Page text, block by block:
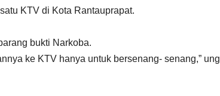
KTV di Kota Rantauprapat.
bukti Narkoba.
ke KTV hanya untuk bersenang- senang,”